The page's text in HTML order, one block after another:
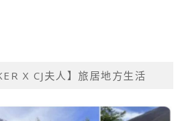
X CJ夫人】旅居地方生活